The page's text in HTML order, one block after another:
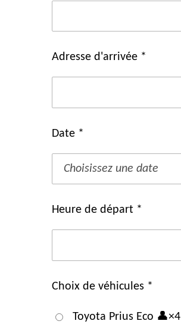
Adresse d'arrivée *
Date *
Heure de départ *
Choix de véhicules *
Toyota Prius Eco 👤×4